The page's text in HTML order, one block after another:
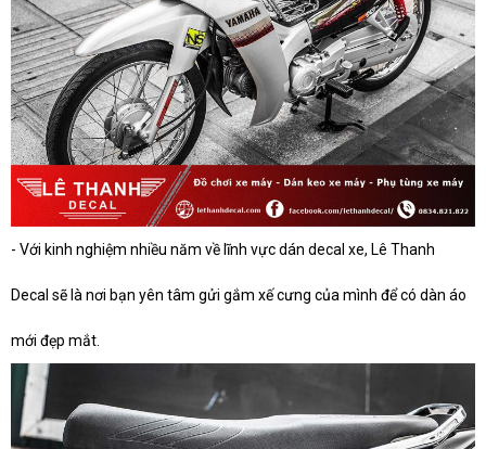
- Với kinh nghiệm nhiều năm về lĩnh vực dán decal xe, Lê Thanh
Decal sẽ là nơi bạn yên tâm gửi gắm xế cưng của mình để có dàn áo
mới đẹp mắt.